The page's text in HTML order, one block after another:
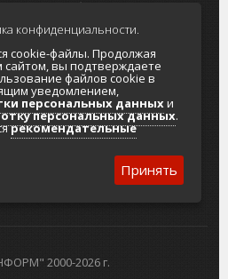
туристический портал
в отношении обработки
данных
на обработку персональных
2000-2026 г.
конфиденциальности.
cookie-файлы. Продолжая
сайтом, вы подтверждаете
файлов cookie в
уведомлением,
персональных данныхи
персональных данных.
рекомендательные
Принять